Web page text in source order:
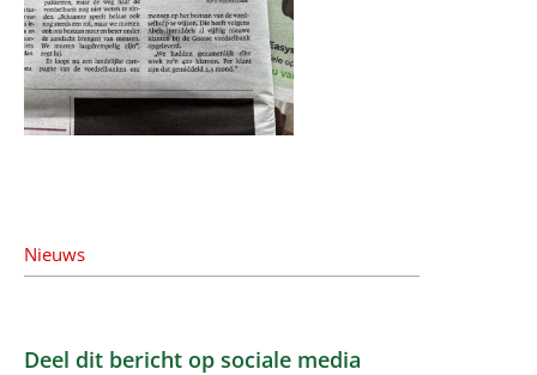
Nieuws
Deel dit bericht op sociale media